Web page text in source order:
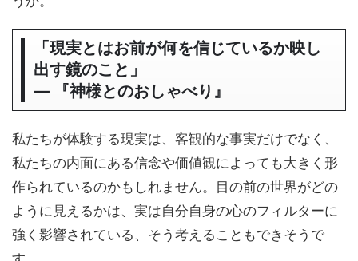
「現実とはお前が何を信じているか映し
出す鏡のこと」
― 『神様とのおしゃべり』
私たちが体験する現実は、客観的な事実だけでなく、
私たちの内面にある信念や価値観によっても大きく形
作られているのかもしれません。目の前の世界がどの
ように見えるかは、実は自分自身の心のフィルターに
強く影響されている、そう考えることもできそうで